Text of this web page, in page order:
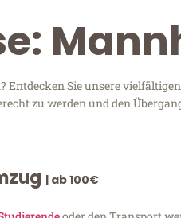
Sie unsere
zu werden und den
| ab 100€